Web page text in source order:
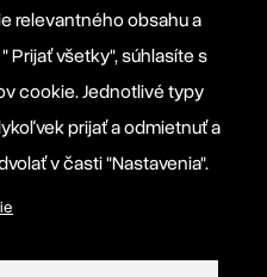
prevádzkovateľa
cookie
relevantného obsahu a
Prijať všetky", súhlasíte s
cookie. Jednotlivé typy
prijať a odmietnuť a
v časti "Nastavenia".